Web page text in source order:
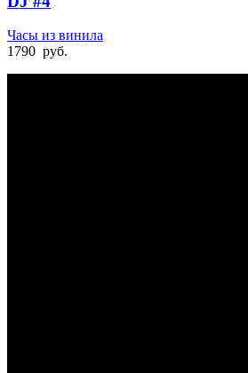
Часы из винила
1790 руб.